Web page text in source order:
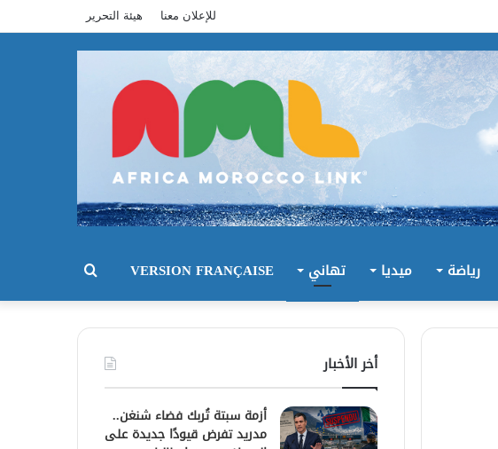
للإعلان معنا هيئة التحرير
رياضة ميديا تهاني VERSION FRANÇAISE بحث
أخر الأخبار
أزمة سبتة تُربك فضاء شنغن..
مدريد تفرض قيودًا جديدة على